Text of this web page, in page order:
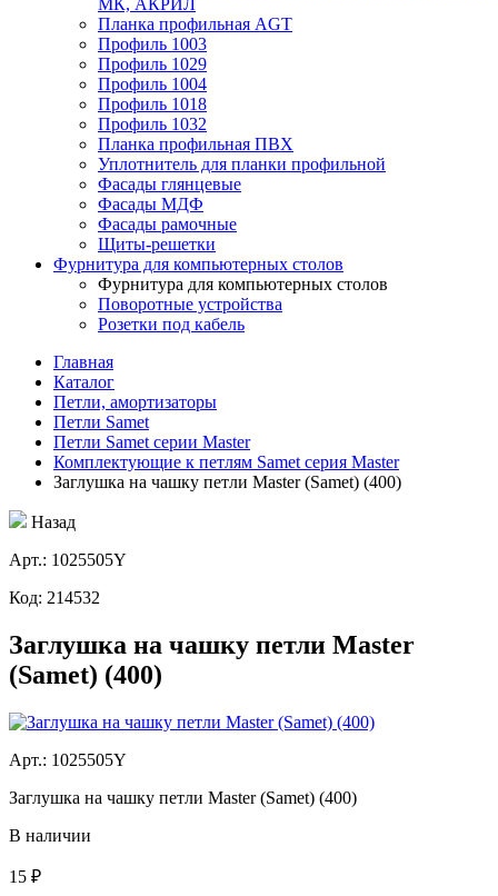
МК, АКРИЛ
Планка профильная AGT
Профиль 1003
Профиль 1029
Профиль 1004
Профиль 1018
Профиль 1032
Планка профильная ПВХ
Уплотнитель для планки профильной
Фасады глянцевые
Фасады МДФ
Фасады рамочные
Щиты-решетки
Фурнитура для компьютерных столов
Фурнитура для компьютерных столов
Поворотные устройства
Розетки под кабель
Главная
Каталог
Петли, амортизаторы
Петли Samet
Петли Samet серии Master
Комплектующие к петлям Samet серия Master
Заглушка на чашку петли Master (Samet) (400)
Назад
Aрт.: 1025505Y
Код: 214532
Заглушка на чашку петли Master
(Samet) (400)
Aрт.: 1025505Y
Заглушка на чашку петли Master (Samet) (400)
В наличии
15 ₽